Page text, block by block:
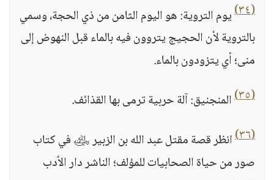
(٣٤)
يوم التروية: هو اليوم الثامن من ذي الحجة، وسمي
بالتروية لأن الحجيج يتروون فيه بالماء قبل النهوض إلى
منى؛ أي يتزودون بالماء.
(٣٥)
المنجنيق: آلة حربية ترمى بها القذائف.
(٣٦)
انظر قصة مقتل عبد الله بن الزبير ﵁ في كتاب
صور من حياة الصحابيات للمؤلف؛ الناشر دار الأدب